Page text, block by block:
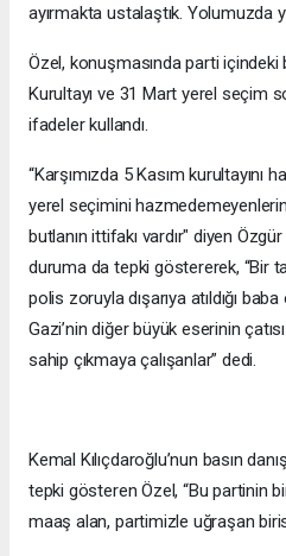
ayırmakta ustalaştık. Yolumuzda
Özel, konuşmasında parti içindeki
Kurultayı ve 31 Mart yerel seçim
ifadeler kullandı.
“Karşımızda 5 Kasım
yerel seçimini
butlanın ittifakı vardır" diyen
duruma da tepki göstererek, “Bir
polis zoruyla dışarıya atıldığı
Gazi’nin diğer büyük eserinin
sahip çıkmaya çalışanlar” dedi.
Kemal Kılıçdaroğlu’nun basın
tepki gösteren Özel, “Bu partinin
maaş alan, partimizle uğraşan